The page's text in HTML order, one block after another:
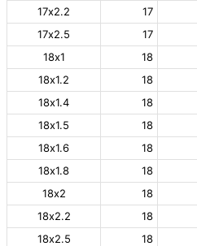
17х2.2
17
17х2.5
17
18х1
18
18х1.2
18
18х1.4
18
18х1.5
18
18х1.6
18
18х1.8
18
18х2
18
18х2.2
18
18х2.5
18